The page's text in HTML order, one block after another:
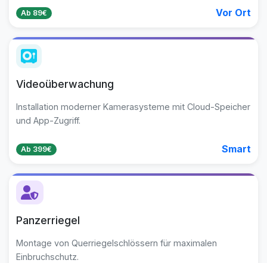
Ab 89€ Vor Ort
Videoüberwachung
Installation moderner Kamerasysteme mit Cloud-Speicher
und App-Zugriff.
Ab 399€ Smart
Panzerriegel
Montage von Querriegelschlössern für maximalen
Einbruchschutz.